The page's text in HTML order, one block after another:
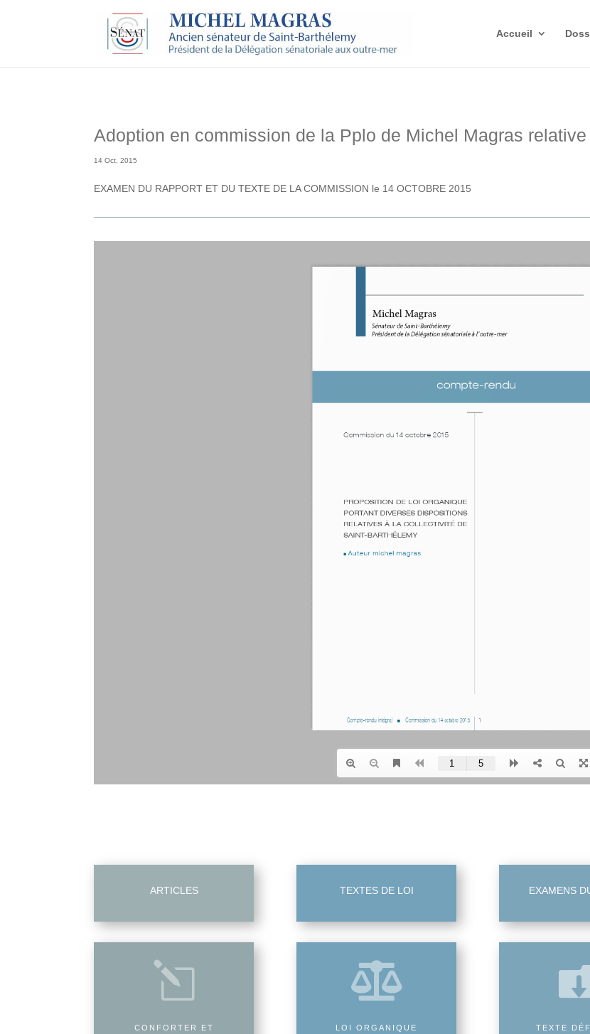
Accueil
Adoption en commission de la Pplo de Michel Magras
14 Oct, 2015
EXAMEN DU RAPPORT ET DU TEXTE DE LA COMMISSION le 14 OCTOBRE 2015
ARTICLES
l
CONFORTER ET
TEXTES DE LOI

LOI ORGANIQUE
EXAMENS
TEXTE